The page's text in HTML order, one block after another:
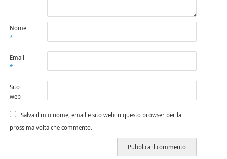
Nome
*
Email
*
Sito
web
Salva il mio nome, email e sito web in questo browser per la
prossima volta che commento.